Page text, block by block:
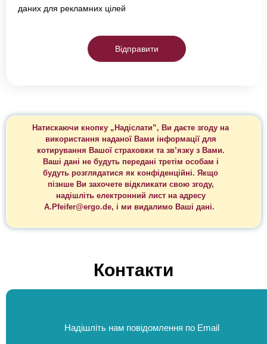
даних для рекламних цілей
Відправити
Натискаючи кнопку „ Надіслати”, Ви даєте згоду на
використання наданої Вами інформації для
котирування Вашої страховки та зв’язкуз Вами.
Ваші дані не будуть передані третім особам і
будуть розглядатися як конфіденційні. Якщо
пізнше Ви захочете відкликати свою згоду,
надішліть електронний лист на адресу
A.Pfeifer@ergo.de, і ми видалимо Ваші дані.
Контакти
Надішліть нам повідомлення по Email